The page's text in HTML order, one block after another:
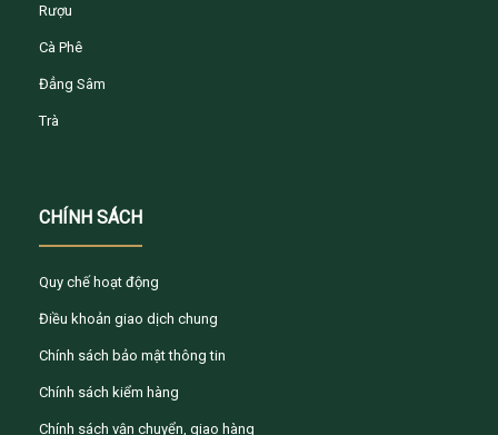
Rượu
Cà Phê
Đẳng Sâm
Trà
CHÍNH SÁCH
Quy chế hoạt động
Điều khoản giao dịch chung
Chính sách bảo mật thông tin
Chính sách kiểm hàng
Chính sách vận chuyển, giao hàng